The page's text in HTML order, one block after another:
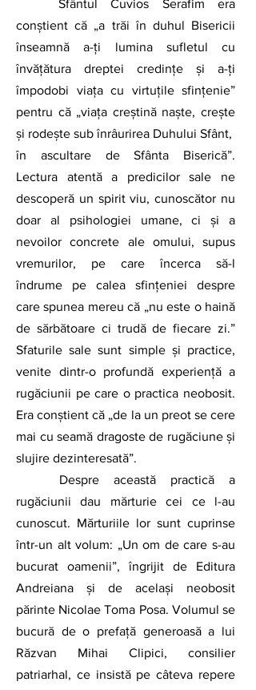
conștient că „a trăi în duhul Bisericii
înseamnă a-ți lumina sufletul cu
învățătura dreptei credințe și a-ți
împodobi viața cu virtuțile sfințenie”
pentru că „viața creștină naște, crește
și rodește sub înrâurirea Duhului Sfânt,
în ascultare de Sfânta Biserică”.
Lectura atentă a predicilor sale ne
descoperă un spirit viu, cunoscător nu
doar al psihologiei umane, ci și a
nevoilor concrete ale omului, supus
vremurilor, pe care încerca să-l
îndrume pe calea sfințeniei despre
care spunea mereu că „nu este o haină
de sărbătoare ci trudă de fiecare zi.”
Sfaturile sale sunt simple și practice,
venite dintr-o profundă experiență a
rugăciunii pe care o practica neobosit.
Era conștient că „de la un preot se cere
mai cu seamă dragoste de rugăciune și
slujire dezinteresată”.
rugăciunii dau mărturie cei ce l-au
cunoscut. Mărturiile lor sunt cuprinse
într-un alt volum: „Un om de care s-au
bucurat oamenii”, îngrijit de Editura
Andreiana și de același neobosit
părinte Nicolae Toma Posa. Volumul se
bucură de o prefață generoasă a lui
Răzvan Mihai Clipici, consilier
patriarhal, ce insistă pe câteva repere